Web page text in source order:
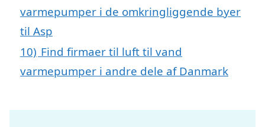
varmepumper i de omkringliggende byer
til Asp
10) Find firmaer til luft til vand
varmepumper i andre dele af Danmark